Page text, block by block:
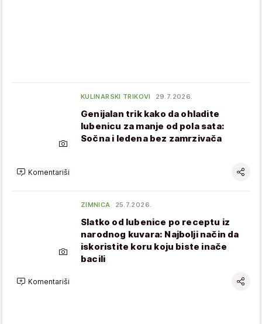
KULINARSKI TRIKOVI 29.7.2026.
Genijalan trik kako da ohladite
lubenicu za manje od pola sata:
Sočna i ledena bez zamrzivača
Komentariši
ZIMNICA 25.7.2026.
Slatko od lubenice po receptu iz
narodnog kuvara: Najbolji način da
iskoristite koru koju biste inače
bacili
Komentariši